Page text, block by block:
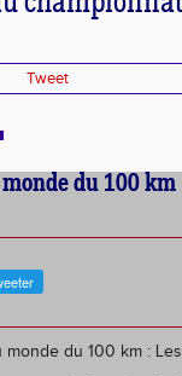
Tweet
du 100 km